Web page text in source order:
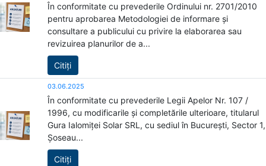
În conformitate cu prevederile Ordinului nr. 2701/2010
pentru aprobarea Metodologiei de informare și
consultare a publicului cu privire la elaborarea sau
revizuirea planurilor de a...
Citiți
03.06.2025
În conformitate cu prevederile Legii Apelor Nr. 107 /
1996, cu modificarile și completările ulterioare, titularul
Gura Ialomiței Solar SRL, cu sediul în București, Sector 1,
Șoseau...
Citiți